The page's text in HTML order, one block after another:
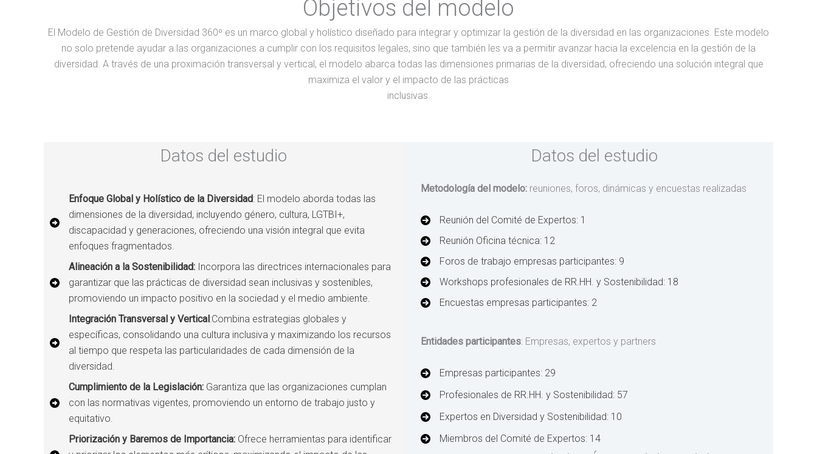
Objetivos del modelo
El Modelo de Gestión de Diversidad 360º es un marco global y holístico diseñado para integrar y optimizar la gestión de la diversidad en las organizaciones. Este modelo
no solo pretende ayudar a las organizaciones a cumplir con los requisitos legales, sino que también les va a permitir avanzar hacia la excelencia en la gestión de la
diversidad. A través de una proximación transversal y vertical, el modelo abarca todas las dimensiones primarias de la diversidad, ofreciendo una solución integral que
maximiza el valor y el impacto de las prácticas
inclusivas.
Datos del estudio
Enfoque Global y Holístico de la Diversidad: El modelo aborda todas las
dimensiones de la diversidad, incluyendo género, cultura, LGTBI+,
discapacidad y generaciones, ofreciendo una visión integral que evita
enfoques fragmentados.
Alineación a la Sostenibilidad: Incorpora las directrices internacionales para
garantizar que las prácticas de diversidad sean inclusivas y sostenibles,
promoviendo un impacto positivo en la sociedad y el medio ambiente.
Integración Transversal y Vertical :Combina estrategias globales y
específicas, consolidando una cultura inclusiva y maximizando los recursos
al tiempo que respeta las particularidades de cada dimensión de la
diversidad.
Cumplimiento de la Legislación: Garantiza que las organizaciones cumplan
con las normativas vigentes, promoviendo un entorno de trabajo justo y
equitativo.
Priorización y Baremos de Importancia: Ofrece herramientas para identificar
Datos del estudio
Metodología del modelo: reuniones, foros, dinámicas y encuestas realizadas
Reunión del Comité de Expertos: 1
Reunión Oficina técnica: 12
Foros de trabajo empresas participantes: 9
Workshops profesionales de RR.HH. y Sostenibilidad: 18
Encuestas empresas participantes: 2
Entidades participantes: Empresas, expertos y partners
Empresas participantes: 29
Profesionales de RR.HH. y Sostenibilidad: 57
Expertos en Diversidad y Sostenibilidad: 10
Miembros del Comité de Expertos: 14